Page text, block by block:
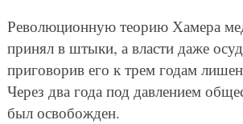
Революционную теорию Хамера
принял в штыки, а власти даже
приговорив его к трем годам
Через два года под давлением
был освобожден.